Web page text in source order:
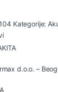
Kategorije:
d.o.o. –